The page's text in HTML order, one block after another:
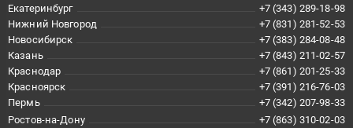
Екатеринбург
+7 (343) 289-18-98
Нижний Новгород
+7 (831) 281-52-53
Новосибирск
+7 (383) 284-08-48
Казань
+7 (843) 211-02-57
Краснодар
+7 (861) 201-25-33
Красноярск
+7 (391) 216-76-03
Пермь
+7 (342) 207-98-33
Ростов-на-Дону
+7 (863) 310-02-03